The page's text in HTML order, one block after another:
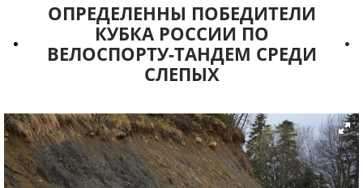
ОПРЕДЕЛЕННЫ ПОБЕДИТЕЛИ
КУБКА РОССИИ ПО
ВЕЛОСПОРТУ-ТАНДЕМ СРЕДИ
СЛЕПЫХ